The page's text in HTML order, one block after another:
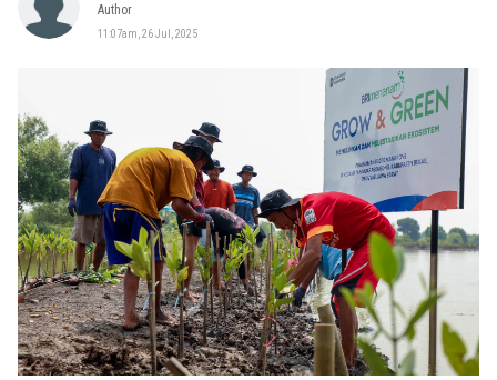
Author
11:07am, 26 Jul, 2025